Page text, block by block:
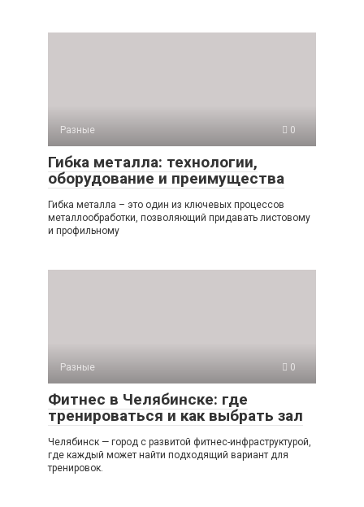
Разные 0
Гибка металла: технологии,
оборудование и преимущества
Гибка металла – это один из ключевых процессов
металлообработки, позволяющий придавать листовому
и профильному
Разные 0
Фитнес в Челябинске: где
тренироваться и как выбрать зал
Челябинск — город с развитой фитнес-инфраструктурой,
где каждый может найти подходящий вариант для
тренировок.